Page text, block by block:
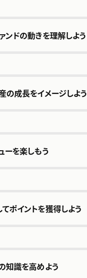
ンドの動きを理解しよう
の成長をイメージしよう
ーを楽しもう
ポイントを獲得しよう
知識を高めよう